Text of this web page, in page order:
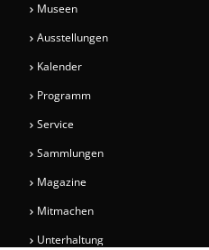
Museen
Ausstellungen
Kalender
Programm
Service
Sammlungen
Magazine
Mitmachen
Unterhaltung